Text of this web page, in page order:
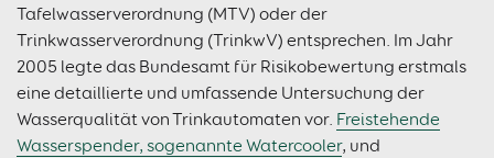
Tafelwasserverordnung (MTV) oder der
Trinkwasserverordnung (TrinkwV) entsprechen. Im Jahr
2005 legte das Bundesamt für Risikobewertung erstmals
eine detaillierte und umfassende Untersuchung der
Wasserqualität von Trinkautomaten vor. Freistehende
Wasserspender, sogenannte Watercooler, und